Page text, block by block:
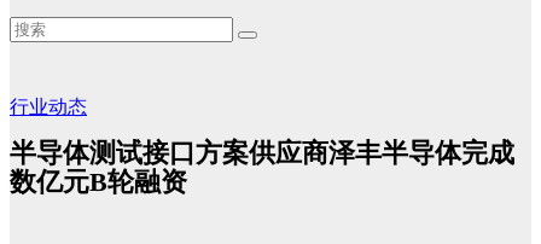
行业动态
半导体测试接口方案供应商泽丰半导体完成
数亿元B轮融资